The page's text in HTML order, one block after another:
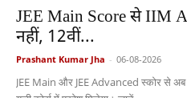
JEE Main Score से IIM
नहीं, 12वीं...
Prashant Kumar Jha - 06-08-2026
JEE Main और JEE Advanced स्कोर से